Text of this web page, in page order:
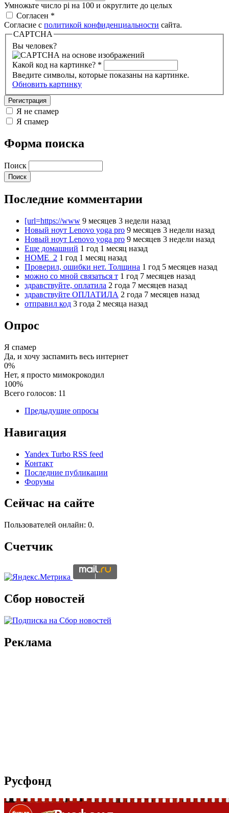
Умножьте число pi на 100 и округлите до целых
Согласен *
Согласие с политикой конфиденциальности сайта.
CAPTCHA
Вы человек?
Какой код на картинке? *
Введите символы, которые показаны на картинке.
Обновить картинку
Я не спамер
Я спамер
Форма поиска
Поиск
Последние комментарии
[url=https://www 9 месяцев 3 недели назад
Новый ноут Lenovo yoga pro 9 месяцев 3 недели назад
Новый ноут Lenovo yoga pro 9 месяцев 3 недели назад
Еще домашний 1 год 1 месяц назад
HOME_2 1 год 1 месяц назад
Проверил, ошибки нет. Толщина 1 год 5 месяцев назад
можно со мной связаться т 1 год 7 месяцев назад
здравствуйте, оплатила 2 года 7 месяцев назад
здравствуйте ОПЛАТИЛА 2 года 7 месяцев назад
отправил код 3 года 2 месяца назад
Опрос
Я спамер
Да, и хочу заспамить весь интернет
0%
Нет, я просто мимокрокодил
100%
Всего голосов: 11
Предыдущие опросы
Навигация
Yandex Turbo RSS feed
Контакт
Последние публикации
Форумы
Сейчас на сайте
Пользователей онлайн: 0.
Счетчик
Сбор новостей
Реклама
Русфонд